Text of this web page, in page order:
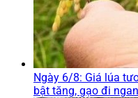
Ngày 6/8: Giá lúa
bật tăng, gạo đi